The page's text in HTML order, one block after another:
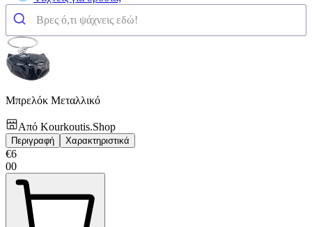
Μπρελόκ Μεταλλικό
Από Kourkoutis.Shop
Περιγραφή Χαρακτηριστικά
€6
00